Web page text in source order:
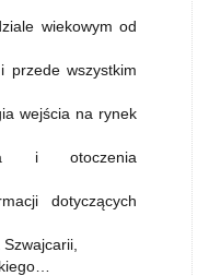
wiekowym od
przede wszystkim
wejścia na rynek
i otoczenia
dotyczących